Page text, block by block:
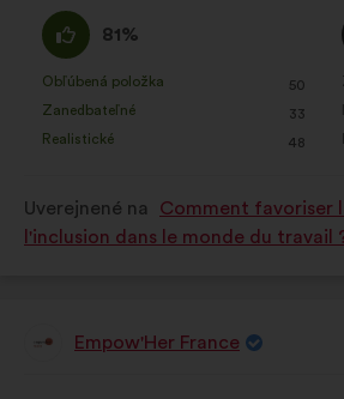
Súhlasím
:
81%
Obľúbená položka
: 50
krát
Zanedbateľné
: 33
krát
Realistické
: 48
krát
Uverejnené na
Comment favoriser
l'inclusion dans le monde du travail
Empow'Her France